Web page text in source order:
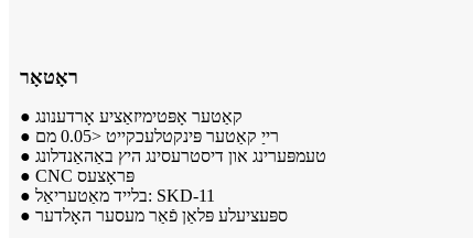
ראָטאָר
● קאַטער אָפּטימיזאַציע אָרדענונג
● רייַ קאַטער פּינקטלעכקייט <0.05 מם
● טעמפּערינג און דיסטרעסינג היץ באַהאַנדלונג
● CNC פּראָצעס
● בלייד מאַטעריאַל: SKD-11
● ספּעציעלע פּלאַן פֿאַר מעסער האָלדער